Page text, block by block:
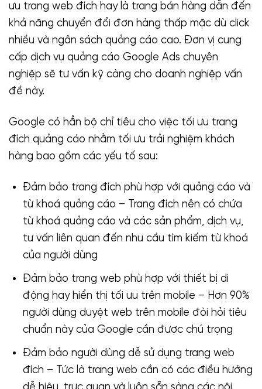
ưu trang web đích hay là trang bán hàng dẫn đến
khả năng chuyển đổi đơn hàng thấp mặc dù click
nhiều và ngân sách quảng cáo cao. Đơn vị cung
cấp dịch vụ quảng cáo Google Ads chuyên
nghiệp sẽ tư vấn kỹ càng cho doanh nghiệp vấn
đề này.
Google có hẳn bộ chỉ tiêu cho việc tối ưu trang
đích quảng cáo nhằm tối ưu trải nghiệm khách
hàng bao gồm các yếu tố sau:
Đảm bảo trang đích phù hợp với quảng cáo và
từ khoá quảng cáo – Trang đích nên có chứa
từ khoá quảng cáo và các sản phẩm, dịch vụ,
tư vấn liên quan đến nhu cầu tìm kiếm từ khoá
của người dùng
Đảm bảo trang web phù hợp với thiết bị di
động hay hiển thị tối ưu trên mobile – Hơn 90%
người dùng duyệt web trên mobile đòi hỏi tiêu
chuẩn này của Google cần được chú trọng
Đảm bảo người dùng dễ sử dụng trang web
đích – Tức là trang web cần có các điều hướng